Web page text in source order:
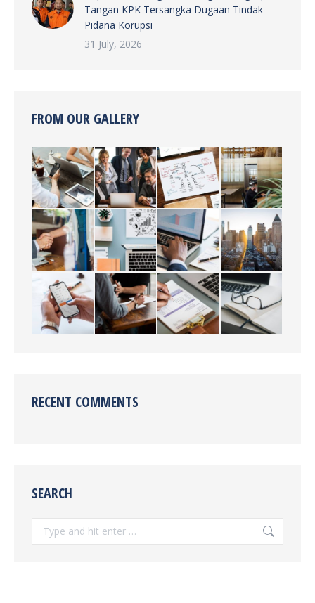
Tangan KPK Tersangka Dugaan Tindak
Pidana Korupsi
31 July, 2026
FROM OUR GALLERY
RECENT COMMENTS
SEARCH
Search: